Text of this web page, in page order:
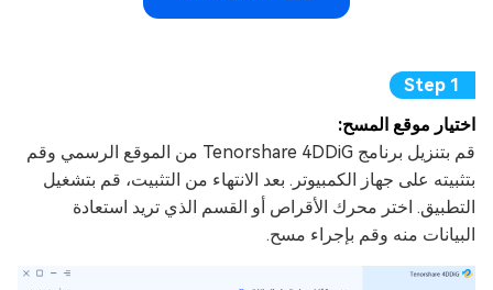
اختيار موقع المسح:
قم بتنزيل برنامج Tenorshare 4DDiG من الموقع الرسمي وقم
بتثبيته على جهاز الكمبيوتر. بعد الانتهاء من التثبيت، قم بتشغيل
التطبيق. اختر محرك الأقراص أو القسم الذي تريد استعادة
البيانات منه وقم بإجراء مسح.